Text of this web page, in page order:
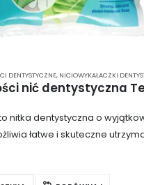
DENTYSTYCZNE, NICIOWYKAŁACZKI DENTYSTYCZNE
nitka dentystyczna o
łatwe i skuteczne
poziomie. Dzięki
zapewnia dokładne